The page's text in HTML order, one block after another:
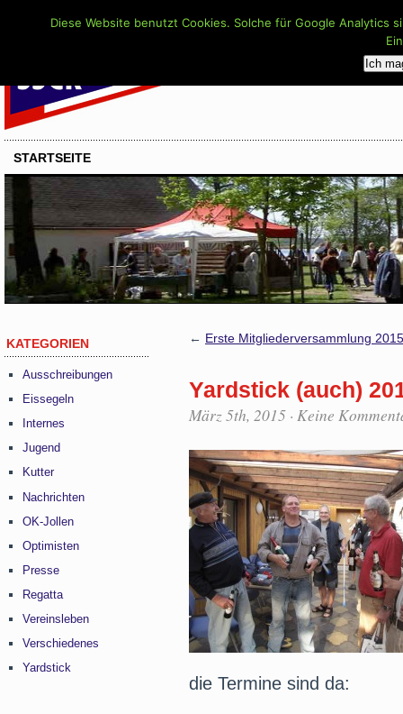
STARTSEITE
KATEGORIEN
Ausschreibungen
Eissegeln
Internes
Jugend
Kutter
Nachrichten
OK-Jollen
Optimisten
Presse
Regatta
Vereinsleben
Verschiedenes
Yardstick
← Erste Mitgliederversammlung 2015
Yardstick (auch)
März 5th, 2015 · Keine
die Termine sind da:
Diese Website benutzt Cookies. Solche für Google
Ich